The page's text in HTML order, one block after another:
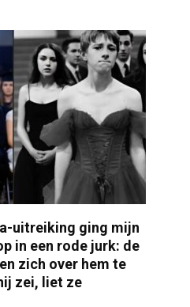
uitreiking ging mijn
in een rode jurk: de
zich over hem te
zei, liet ze